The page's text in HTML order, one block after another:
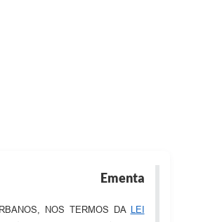
Ementa
NOS TERMOS DA LEI